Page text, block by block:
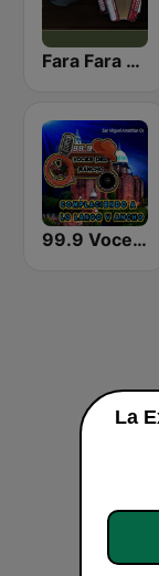
Fara Fara Radio
99.9 Voces del Rancho